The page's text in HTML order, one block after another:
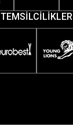
TEMSİLCİLİKLER